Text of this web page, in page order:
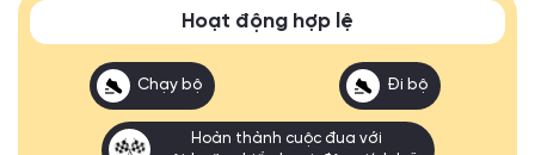
Hoạt động hợp lệ
Chạy bộ Đi bộ
Hoàn thành cuộc đua với